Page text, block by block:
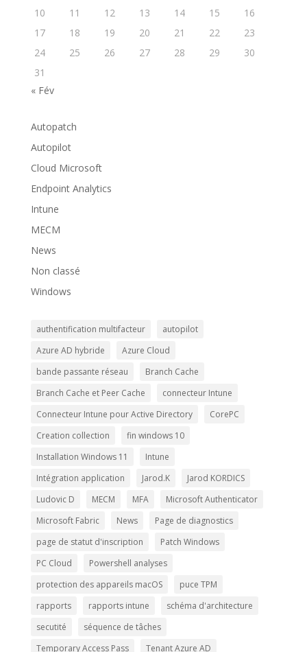
10
11 12 13 14 15
16
17
18 19 20 21 22
23
24
25 26 27 28 29
30
31
« Fév
Autopatch
Autopilot
Cloud Microsoft
Endpoint Analytics
Intune
MECM
News
Non classé
Windows
authentification multifacteur
autopilot
Azure AD hybride
Azure Cloud
bande passante réseau
Branch Cache
Branch Cache et Peer Cache
connecteur Intune
Connecteur Intune pour Active Directory
CorePC
Creation collection
fin windows 10
Installation Windows 11
Intune
Intégration application
Jarod.K
Jarod KORDICS
Ludovic D
MECM MFA
Microsoft Authenticator
Microsoft Fabric
News
Page de diagnostics
page de statut d'inscription
Patch Windows
PC Cloud
Powershell analyses
protection des appareils macOS
puce TPM
rapports
rapports intune
schéma d'architecture
secutité
séquence de tâches
Temporary Access Pass
Tenant Azure AD